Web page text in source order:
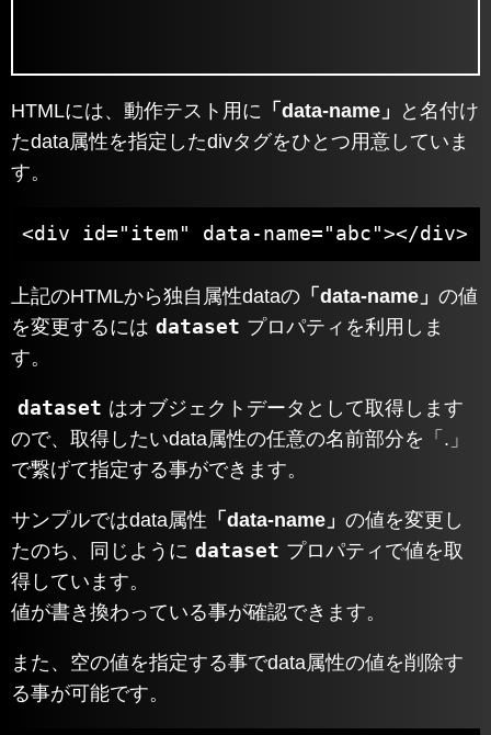
HTMLには、動作テスト用に 「data-name」
と名付け
たdata属性を指定したdivタグをひとつ用意していま
す。
<div id="item" data-name="abc"></div>
上記のHTMLから独自属性dataの 「data-name」 の値
を変更するには dataset プロパティを利用しま
す。
dataset はオブジェクトデータとして取得します
ので、取得したいdata属性の任意の名前部分を「.」
で繋げて指定する事ができます。
サンプルではdata属性 「data-name」 の値を変更し
たのち、同じように dataset プロパティで値を取
得しています。
値が書き換わっている事が確認できます。
また、空の値を指定する事でdata属性の値を削除す
る事が可能です。